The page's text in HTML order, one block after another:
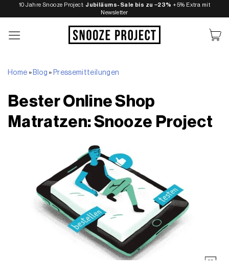
Inhalt
springen
10 Jahre Snooze Project: Jubiläums-Sale bis zu −23% +5% Extra mit
Newsletter
Home » Blog » Pressemitteilungen
Bester Online Shop
Matratzen: Snooze Project